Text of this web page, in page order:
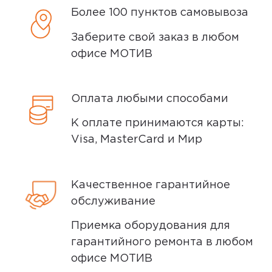
после того, как вы подтвердите заказ.
Доставка курьером
заказ был оформлен до 15.00). Вы можете
выбрать время доставки и удобный для
вас способ оплаты. Все детали вы
покупки.
Доставка заказов производится
курьером СДЭК по адресам в
Более 100 пунктов самовывоза
Заберите свой заказ в любом
офисе МОТИВ
Оплата любыми способами
К оплате принимаются карты:
Visa, MasterCard и Мир
Качественное гарантийное
обслуживание
Приемка оборудования для
гарантийного ремонта в любом
офисе МОТИВ